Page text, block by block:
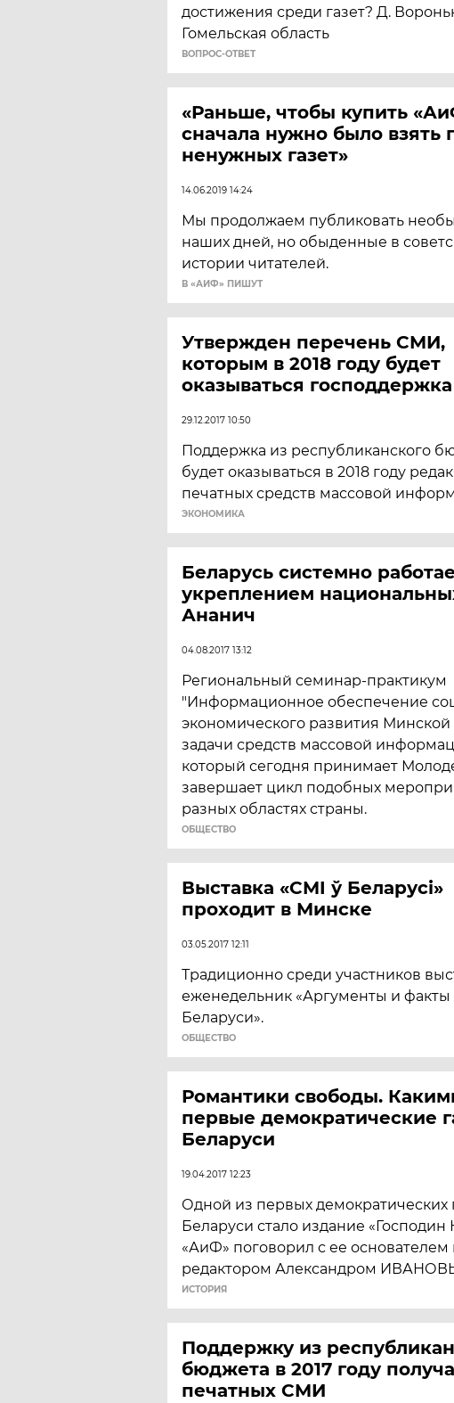
достижения среди газет? Д.
Гомельская область
ВОПРОС-ОТВЕТ
«Раньше, чтобы купить
сначала нужно было взять
ненужных газет»
14.06.2019 14:24
Мы продолжаем публиковать
наших дней, но обыденные в
истории читателей.
В «АИФ» ПИШУТ
Утвержден перечень СМИ,
которым в 2018 году будет
оказываться господдержка
29.12.2017 10:50
Поддержка из республиканского
будет оказываться в 2018 году
печатных средств массовой
ЭКОНОМИКА
Беларусь системно
укреплением
Ананич
04.08.2017 13:12
Региональный семинар-практикум
"Информационное обеспечение
экономического развития Минской
задачи средств массовой
который сегодня принимает
завершает цикл подобных
разных областях страны.
ОБЩЕСТВО
Выставка «СМI ў Беларусі»
проходит в Минске
03.05.2017 12:11
Традиционно среди участников
еженедельник «Аргументы и факты
Беларуси».
ОБЩЕСТВО
Романтики свободы.
первые демократические
Беларуси
19.04.2017 12:23
Одной из первых демократических
Беларуси стало издание «Господин
«АиФ» поговорил с ее
редактором Александром
ИСТОРИЯ
Поддержку из
бюджета в 2017 году
печатных СМИ